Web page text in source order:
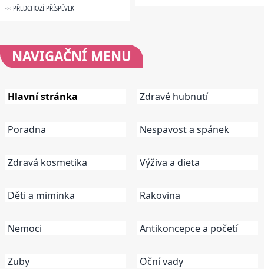
<< PŘEDCHOZÍ PŘÍSPĚVEK
NAVIGAČNÍ MENU
Hlavní stránka
Poradna
Zdravá kosmetika
Děti a miminka
Nemoci
Zuby
Zdravé hubnutí
Nespavost a spánek
Výživa a dieta
Rakovina
Antikoncepce a početí
Oční vady